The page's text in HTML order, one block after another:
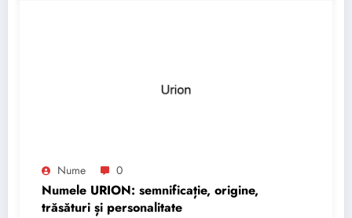
Nume 0
Numele URION: semnificație, origine,
trăsături și personalitate